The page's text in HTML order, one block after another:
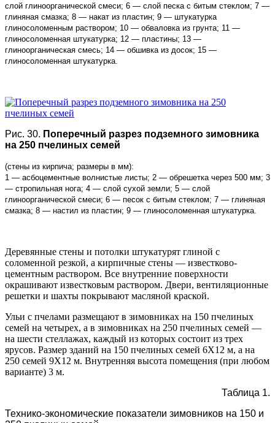
слой глиноорганической смеси; 6 — слой песка с битым стеклом; 7 —
глиняная смазка; 8 — накат из пластин; 9 — штукатурка
глиносоломенным раствором; 10 — обваловка из грунта; 11 —
глиносоломенная штукатурка; 12 — пластины; 13 —
глиноорганическая смесь; 14 — обшивка из досок; 15 —
глиносоломенная штукатурка.
Рис. 30. Поперечный разрез подземного зимовника
на 250 пчелиных семей
(стены из кирпича; размеры в мм):
1 — асбоцементные волнистые листы; 2 — обрешетка через 500 мм; 3
— стропильная нога; 4 — слой сухой земли; 5 — слой
глиноорганической смеси; 6 — песок с битым стеклом; 7 — глиняная
смазка; 8 — настил из пластин; 9 — глиносоломенная штукатурка.
Деревянные стены и потолки штукатурят глиной с
соломенной резкой, а кирпичные стены — известково-
цементным раствором. Все внутренние поверхности
окрашивают известковым раствором. Двери, вентиляционные
решетки и шахты покрывают масляной краской.
Ульи с пчелами размещают в зимовниках на 150 пчелиных
семей на четырех, а в зимовниках на 250 пчелиных семей —
на шести стеллажах, каждый из которых состоит из трех
ярусов. Размер зданий на 150 пчелиных семей 6X12 м, а на
250 семей 9X12 м. Внутренняя высота помещения (при любом
варианте) 3 м.
Таблица 1.
Технико-экономические показатели зимовников на 150 и